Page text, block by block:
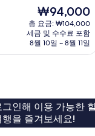
현
재
요
금
₩94,000
₩94,000
총 요금: ₩104,000
세금 및 수수료 포함
8월 10일 ~ 8월 11일
그인해 이용 가능한
행을 즐겨보세요!